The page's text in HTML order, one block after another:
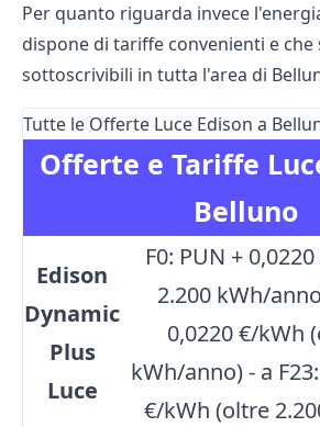
Per quanto riguarda invece
dispone di tariffe convenienti e che
sottoscrivibili in tutta l'area di
Tutte le Offerte Luce Edison a
Offerte e Tariffe
Belluno
Edison
Dynamic
Plus
Luce
F0: PUN +
2.200 kWh/
0,0220 €/kWh
kWh/anno) - a
€/kWh (oltre